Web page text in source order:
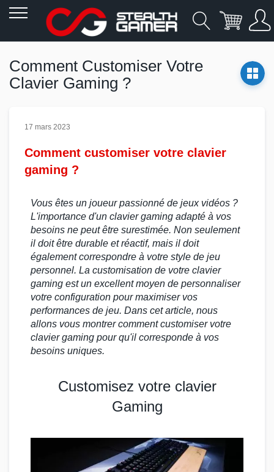
contenu
Comment Customiser Votre
Clavier Gaming ?
17 mars 2023
Comment customiser votre clavier
gaming ?
Vous êtes un joueur passionné de jeux vidéos ?
L'importance d'un clavier gaming adapté à vos
besoins ne peut être surestimée. Non seulement
il doit être durable et réactif, mais il doit
également correspondre à votre style de jeu
personnel. La customisation de votre clavier
gaming est un excellent moyen de personnaliser
votre configuration pour maximiser vos
performances de jeu. Dans cet article, nous
allons vous montrer commentcustomiservotre
clavier gaming pour qu'il corresponde à vos
besoins uniques.
Customisez votre clavier
Gaming